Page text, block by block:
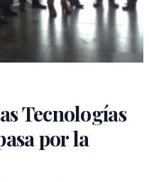
Tecnologías
por la